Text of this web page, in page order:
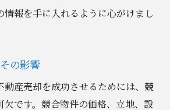
有の不動産トレンド
と文化を活かす売却
トを抑えることで得られる結果
インフラと不動産価値の関係
情報を手に入れるように心がけまし
の影響
動産売却を成功させるためには、競
欠です。競合物件の価格、立地、設